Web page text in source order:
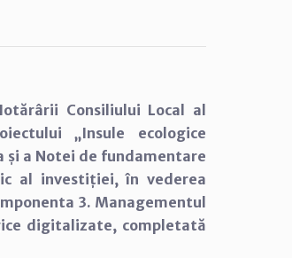
Consiliului Local al
„Insule ecologice
a Notei de fundamentare
al investiției, în vederea
3. Managementul
digitalizate, completată